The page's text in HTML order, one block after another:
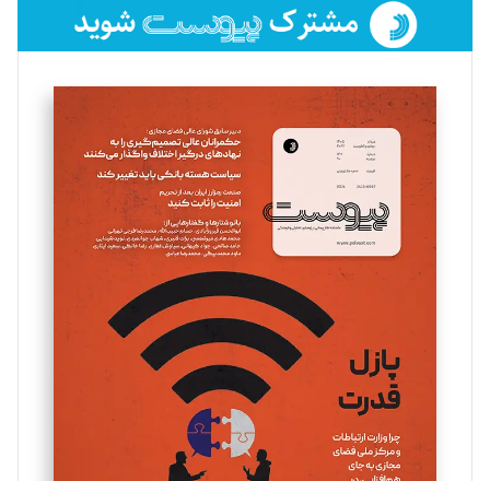
فائزه فتحی رستمی
تحریریه
سروش کرمیان
تحریریه
مینا پاکدل
یسنا امان‌پور
تحریریه
ملینا جعفری